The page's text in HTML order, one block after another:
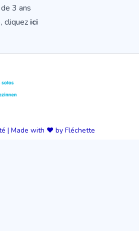
3 ans
cliquez ici
| Made with ❤️ by Fléchette